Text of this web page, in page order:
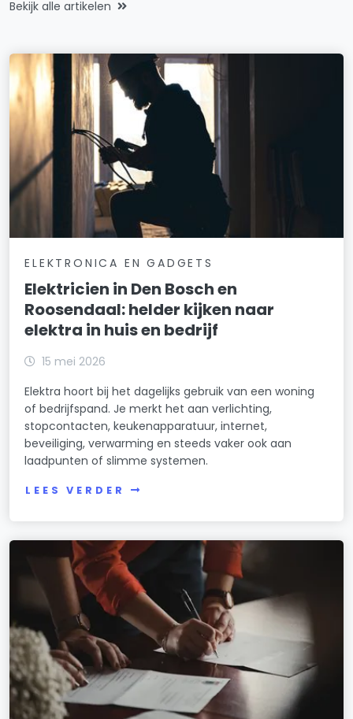
Bekijk alle artikelen
ELEKTRONICA EN GADGETS
Elektricien in Den Bosch en
Roosendaal: helder kijken naar
elektra in huis en bedrijf
15 mei 2026
Elektra hoort bij het dagelijks gebruik van een woning
of bedrijfspand. Je merkt het aan verlichting,
stopcontacten, keukenapparatuur, internet,
beveiliging, verwarming en steeds vaker ook aan
laadpunten of slimme systemen.
LEES VERDER